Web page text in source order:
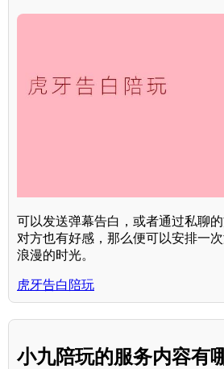
可以发送弹幕告白，或者通过私聊
对方也有好感，那么便可以安排一
浪漫的时光。
虎牙告白陪玩
小九陪玩的服务内容有